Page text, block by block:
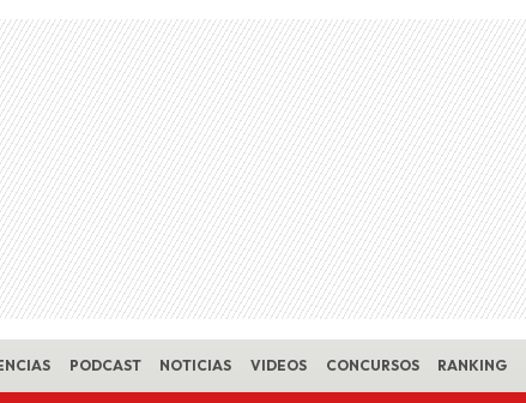
PODCAST NOTICIAS VIDEOS CONCURSOS RANKING